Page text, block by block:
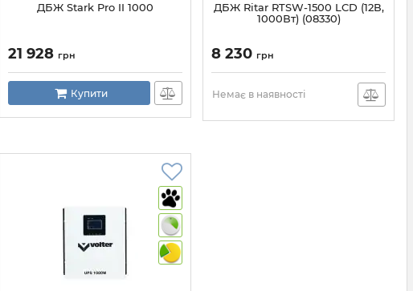
ДБЖ Stark Pro II 1000
21 928 грн
Купити
ДБЖ Ritar RTSW-1500 LCD (12В,
1000Вт) (08330)
8 230 грн
Немає в наявності